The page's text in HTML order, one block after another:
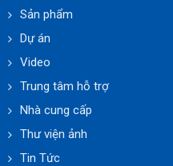
Sản phẩm
Dự án
Video
Trung tâm hỗ trợ
Nhà cung cấp
Thư viện ảnh
Tin Tức